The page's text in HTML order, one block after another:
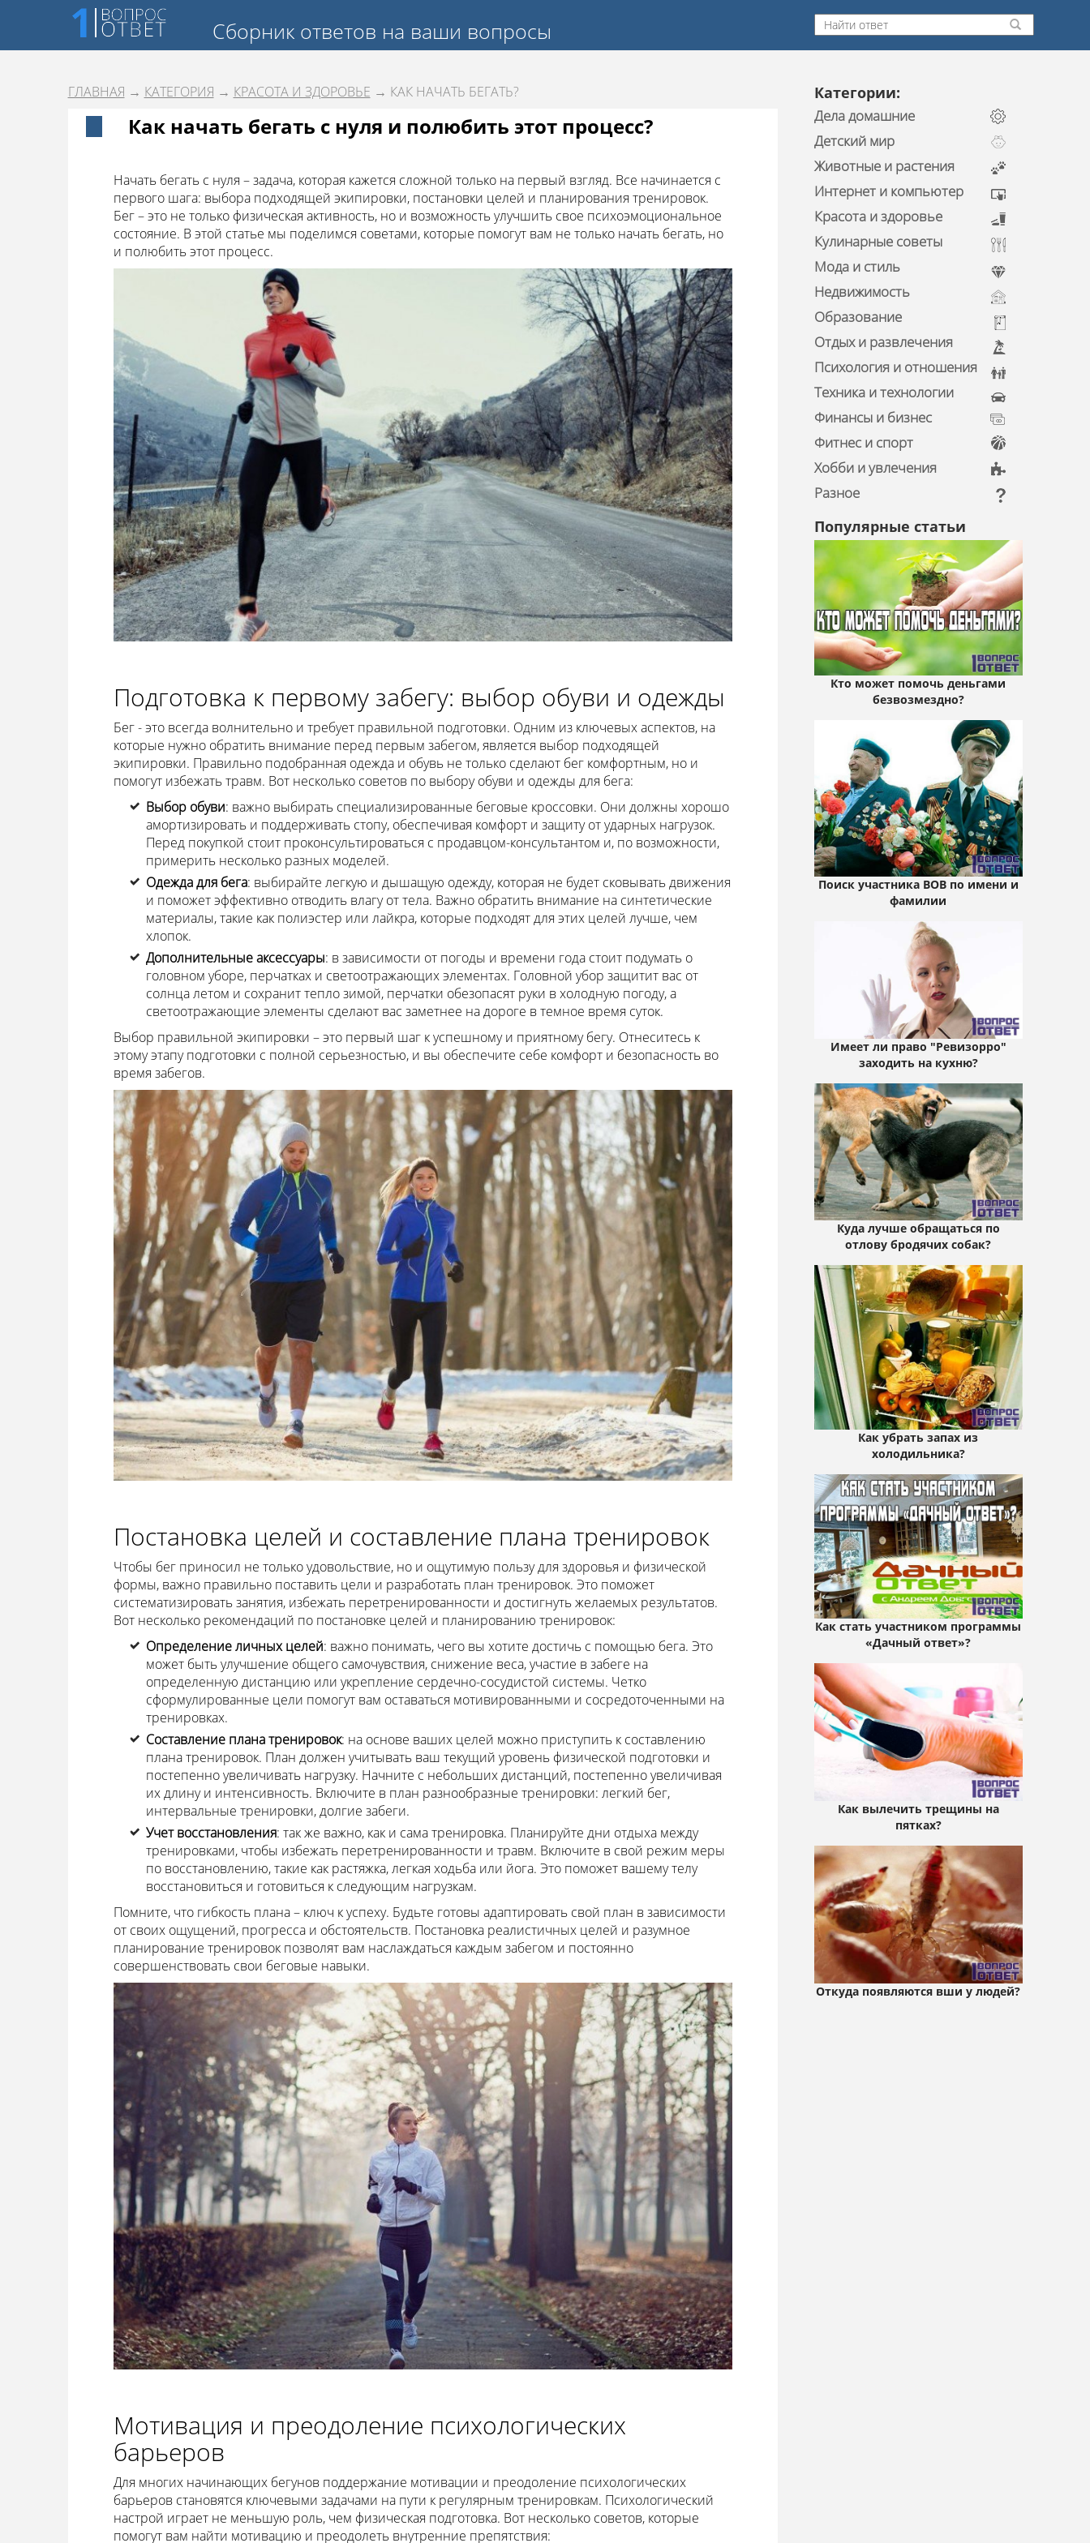
Сборник ответов на ваши вопросы
ГЛАВНАЯ → КАТЕГОРИЯ → КРАСОТА И ЗДОРОВЬЕ → КАК НАЧАТЬ БЕГАТЬ?
Как начать бегать с нуля и полюбить этот процесс?
Начать бегать с нуля – задача, которая кажется сложной только на первый взгляд. Все начинается с
первого шага: выбора подходящей экипировки, постановки целей и планирования тренировок.
Бег – это не только физическая активность, но и возможность улучшить свое психоэмоциональное
состояние. В этой статье мы поделимся советами, которые помогут вам не только начать бегать, но
и полюбить этот процесс.
Подготовка к первому забегу: выбор обуви и одежды
Бег - это всегда волнительно и требует правильной подготовки. Одним из ключевых аспектов, на
которые нужно обратить внимание перед первым забегом, является выбор подходящей
экипировки. Правильно подобранная одежда и обувь не только сделают бег комфортным, но и
помогут избежать травм. Вот несколько советов по выбору обуви и одежды для бега:
Выбор обуви: важно выбирать специализированные беговые кроссовки. Они должны хорошо
амортизировать и поддерживать стопу, обеспечивая комфорт и защиту от ударных нагрузок.
Перед покупкой стоит проконсультироваться с продавцом-консультантом и, по возможности,
примерить несколько разных моделей.
Одежда для бега: выбирайте легкую и дышащую одежду, которая не будет сковывать движения
и поможет эффективно отводить влагу от тела. Важно обратить внимание на синтетические
материалы, такие как полиэстер или лайкра, которые подходят для этих целей лучше, чем
хлопок.
Дополнительные аксессуары: в зависимости от погоды и времени года стоит подумать о
головном уборе, перчатках и светоотражающих элементах. Головной убор защитит вас от
солнца летом и сохранит тепло зимой, перчатки обезопасят руки в холодную погоду, а
светоотражающие элементы сделают вас заметнее на дороге в темное время суток.
Выбор правильной экипировки – это первый шаг к успешному и приятному бегу. Отнеситесь к
этому этапу подготовки с полной серьезностью, и вы обеспечите себе комфорт и безопасность во
время забегов.
Постановка целей и составление плана тренировок
Чтобы бег приносил не только удовольствие, но и ощутимую пользу для здоровья и физической
формы, важно правильно поставить цели и разработать план тренировок. Это поможет
систематизировать занятия, избежать перетренированности и достигнуть желаемых результатов.
Вот несколько рекомендаций по постановке целей и планированию тренировок:
Определение личных целей: важно понимать, чего вы хотите достичь с помощью бега. Это
может быть улучшение общего самочувствия, снижение веса, участие в забеге на
определенную дистанцию или укрепление сердечно-сосудистой системы. Четко
сформулированные цели помогут вам оставаться мотивированными и сосредоточенными на
тренировках.
Составление плана тренировок: на основе ваших целей можно приступить к составлению
плана тренировок. План должен учитывать ваш текущий уровень физической подготовки и
постепенно увеличивать нагрузку. Начните с небольших дистанций, постепенно увеличивая
их длину и интенсивность. Включите в план разнообразные тренировки: легкий бег,
интервальные тренировки, долгие забеги.
Учет восстановления: так же важно, как и сама тренировка. Планируйте дни отдыха между
тренировками, чтобы избежать перетренированности и травм. Включите в свой режим меры
по восстановлению, такие как растяжка, легкая ходьба или йога. Это поможет вашему телу
восстановиться и готовиться к следующим нагрузкам.
Помните, что гибкость плана – ключ к успеху. Будьте готовы адаптировать свой план в зависимости
от своих ощущений, прогресса и обстоятельств. Постановка реалистичных целей и разумное
планирование тренировок позволят вам наслаждаться каждым забегом и постоянно
совершенствовать свои беговые навыки.
Мотивация и преодоление психологических
барьеров
Для многих начинающих бегунов поддержание мотивации и преодоление психологических
барьеров становятся ключевыми задачами на пути к регулярным тренировкам. Психологический
настрой играет не меньшую роль, чем физическая подготовка. Вот несколько советов, которые
помогут вам найти мотивацию и преодолеть внутренние препятствия:
Категории:
Дела домашние
Детский мир
Животные и растения
Интернет и компьютер
Красота и здоровье
Кулинарные советы
Мода и стиль
Недвижимость
Образование
Отдых и развлечения
Психология и отношения
Техника и технологии
Финансы и бизнес
Фитнес и спорт
Хобби и увлечения
Разное
Популярные статьи
Кто может помочь деньгами
безвозмездно?
Поиск участника ВОВ по имени и
фамилии
Имеет ли право "Ревизорро"
заходить на кухню?
Куда лучше обращаться по
отлову бродячих собак?
Как убрать запах из
холодильника?
Как стать участником программы
«Дачный ответ»?
Как вылечить трещины на
пятках?
Откуда появляются вши у людей?